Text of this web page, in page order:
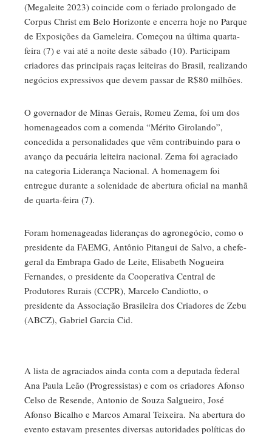
(Megaleite 2023) coincide com o feriado prolongado de
Corpus Christ em Belo Horizonte e encerra hoje no Parque
de Exposições da Gameleira. Começou na última quarta-
feira (7) e vai até a noite deste sábado (10). Participam
criadores das principais raças leiteiras do Brasil, realizando
negócios expressivos que devem passar de R$80 milhões.
O governador de Minas Gerais, Romeu Zema, foi um dos
homenageados com a comenda “Mérito Girolando”,
concedida a personalidades que vêm contribuindo para o
avanço da pecuária leiteira nacional. Zema foi agraciado
na categoria Liderança Nacional. A homenagem foi
entregue durante a solenidade de abertura oficial na manhã
de quarta-feira (7).
Foram homenageadas lideranças do agronegócio, como o
presidente da FAEMG, Antônio Pitangui de Salvo, a chefe-
geral da Embrapa Gado de Leite, Elisabeth Nogueira
Fernandes, o presidente da Cooperativa Central de
Produtores Rurais (CCPR), Marcelo Candiotto, o
presidente da Associação Brasileira dos Criadores de Zebu
(ABCZ), Gabriel Garcia Cid.
A lista de agraciados ainda conta com a deputada federal
Ana Paula Leão (Progressistas) e com os criadores Afonso
Celso de Resende, Antonio de Souza Salgueiro, José
Afonso Bicalho e Marcos Amaral Teixeira. Na abertura do
evento estavam presentes diversas autoridades políticas do